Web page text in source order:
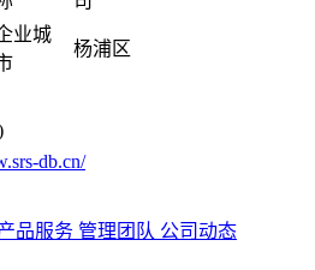
业城
杨浦区
db.cn/
品服务 管理团队 公司动态